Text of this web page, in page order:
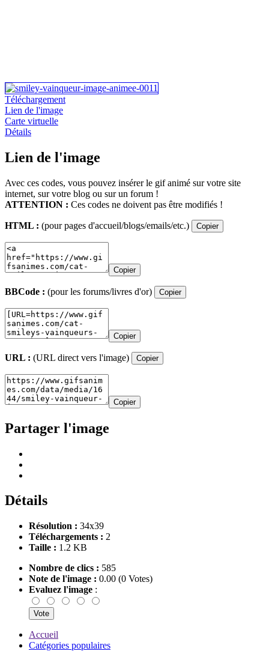
Téléchargement
Lien de l'image
Carte virtuelle
Détails
Lien de l'image
Avec ces codes, vous pouvez insérer le gif animé sur votre site
internet, sur votre blog ou sur un forum !
ATTENTION : Ces codes ne doivent pas être modifiés !
HTML : (pour pages d'accueil/blogs/emails/etc.) Copier
Copier
BBCode : (pour les forums/livres d'or) Copier
Copier
URL : (URL direct vers l'image) Copier
Copier
Partager l'image
Détails
Résolution : 34x39
Téléchargements : 2
Taille : 1.2 KB
Nombre de clics : 585
Note de l'image : 0.00 (0 Votes)
Evaluez l'image :
Accueil
Catégories populaires